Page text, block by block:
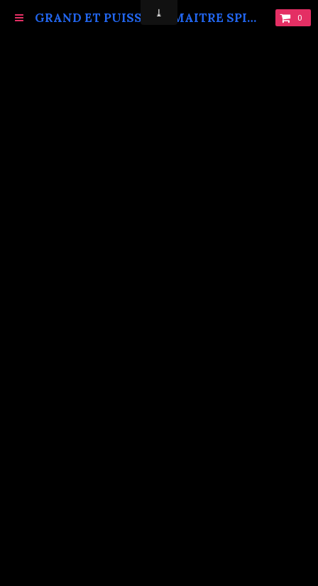
GRAND ET PUISSANT MAITRE SPIRITUEL MARABOUT VAUDOU KOKOUVI.TEL: +229 68619086. 0